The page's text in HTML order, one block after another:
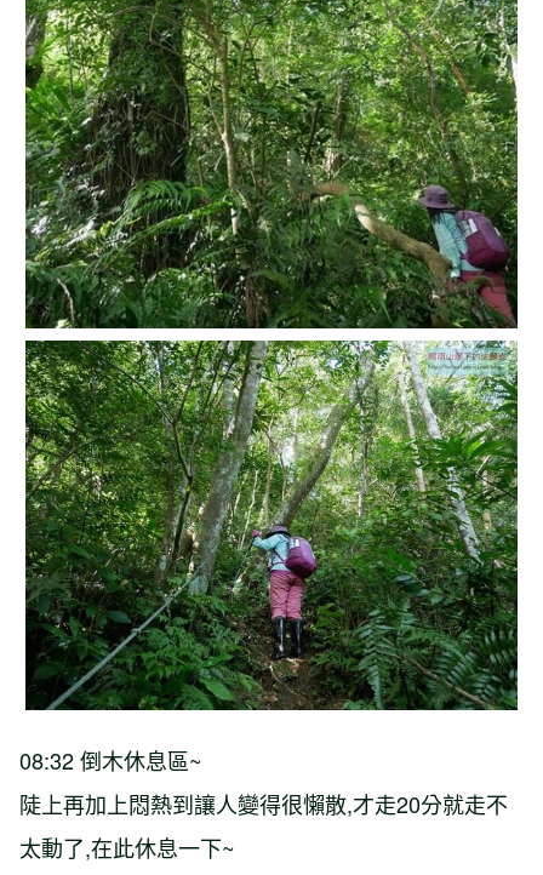
08:32 倒木休息區~
陡上再加上悶熱到讓人變得很懶散,才走20分就走不
太動了,在此休息一下~